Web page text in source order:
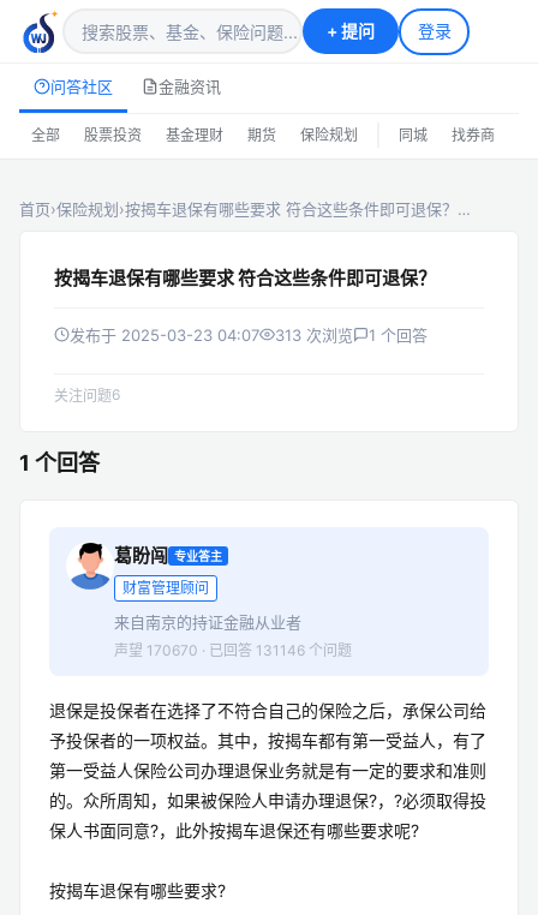
+提问 登录
问答社区 金融资讯
全部 股票投资 基金理财 期货 保险规划 同城 找券商
首页›保险规划›按揭车退保有哪些要求 符合这些条件即可退保？…
按揭车退保有哪些要求 符合这些条件即可退保？
发布于 2025-03-23 04:07 313 次浏览 1 个回答
关注问题6
1 个回答
葛盼闯 专业答主
财富管理顾问
来自南京的持证金融从业者
声望 170670 · 已回答 131146 个问题
退保是投保者在选择了不符合自己的保险之后，承保公司给
予投保者的一项权益。其中，按揭车都有第一受益人，有了
第一受益人保险公司办理退保业务就是有一定的要求和准则
的。众所周知，如果被保险人申请办理退保?，?必须取得投
保人书面同意?，此外按揭车退保还有哪些要求呢?
按揭车退保有哪些要求?